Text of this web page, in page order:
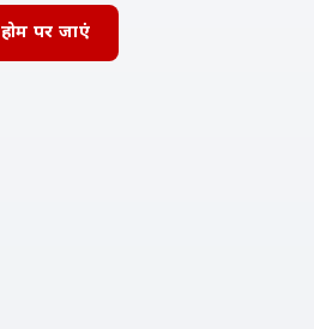
होम पर जाएं